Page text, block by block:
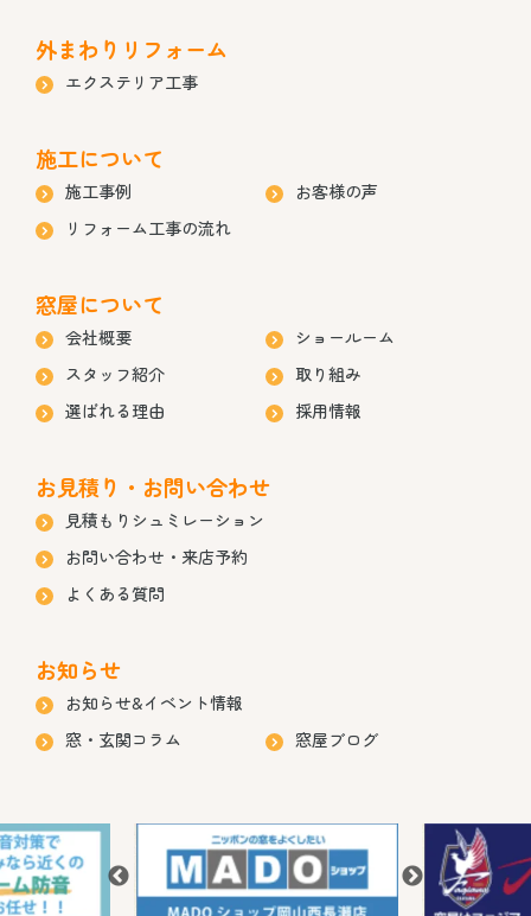
外まわりリフォーム
エクステリア工事
施工について
施工事例
お客様の声
リフォーム工事の流れ
窓屋について
会社概要
ショールーム
スタッフ紹介
取り組み
選ばれる理由
採用情報
お見積り・お問い合わせ
見積もりシュミレーション
お問い合わせ・来店予約
よくある質問
お知らせ
お知らせ&イベント情報
窓・玄関コラム
窓屋ブログ